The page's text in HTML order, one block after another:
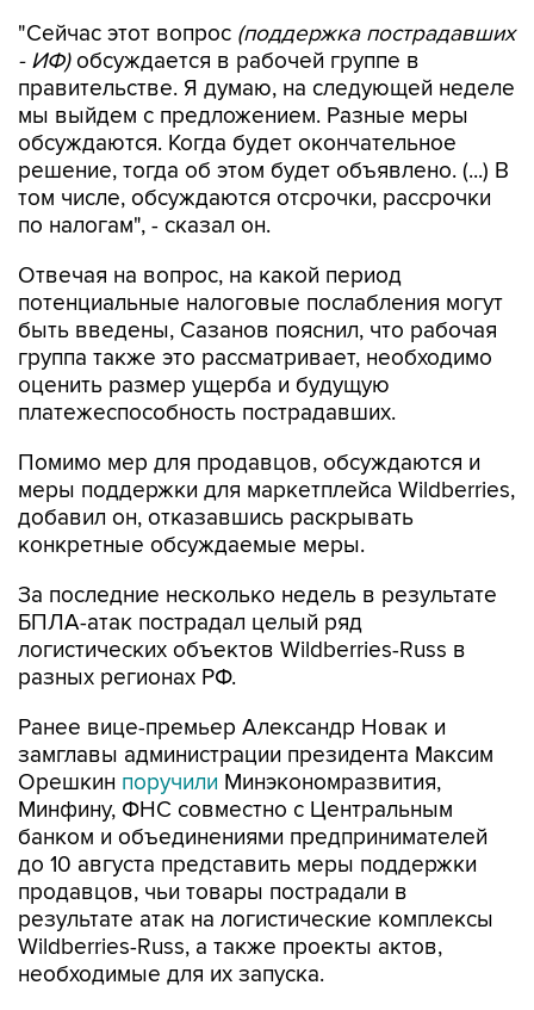
"Сейчас этот вопрос (поддержка пострадавших
- ИФ)обсуждается в рабочей группе в
правительстве. Я думаю, на следующей неделе
мы выйдем с предложением. Разные меры
обсуждаются. Когда будет окончательное
решение, тогда об этом будет объявлено. (...) В
том числе, обсуждаются отсрочки, рассрочки
по налогам", - сказал он.
Отвечая на вопрос, на какой период
потенциальные налоговые послабления могут
быть введены, Сазанов пояснил, что рабочая
группа также это рассматривает, необходимо
оценить размер ущерба и будущую
платежеспособность пострадавших.
Помимо мер для продавцов, обсуждаются и
меры поддержки для маркетплейса Wildberries,
добавил он, отказавшись раскрывать
конкретные обсуждаемые меры.
За последние несколько недель в результате
БПЛА-атак пострадал целый ряд
логистических объектов Wildberries-Russ в
разных регионах РФ.
Ранее вице-премьер Александр Новак и
замглавы администрации президента Максим
Орешкин поручили Минэкономразвития,
Минфину, ФНС совместно с Центральным
банком и объединениями предпринимателей
до 10 августа представить меры поддержки
продавцов, чьи товары пострадали в
результате атак на логистические комплексы
Wildberries-Russ, а также проекты актов,
необходимые для их запуска.